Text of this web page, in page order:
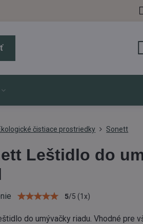
čistiace prostriedky Sonett
Leštidlo do
5/5 (1x)
do umývačky riadu. Vhodné pre